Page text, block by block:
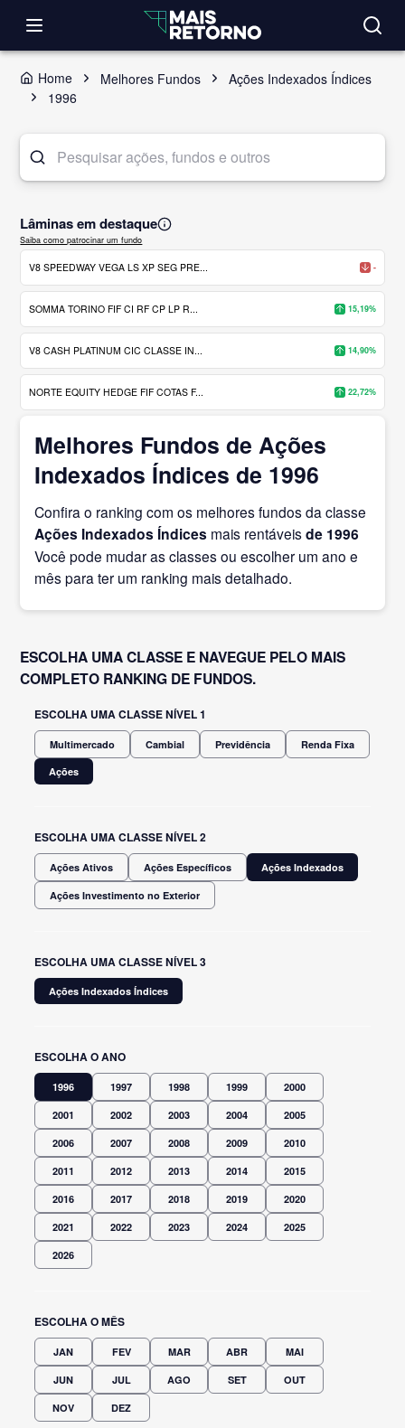
Home Melhores Fundos
Ações Indexados Índices
1996
Lâminas em destaque
Saiba como patrocinar um fundo
V8 SPEEDWAY VEGA LS XP SEG PRE... -
SOMMA TORINO FIF CI RF CP LP R... 15,19%
V8 CASH PLATINUM CIC CLASSE IN... 14,90%
NORTE EQUITY HEDGE FIF COTAS F... 22,72%
Melhores Fundos de Ações
Indexados Índices de 1996
Confira o ranking com os melhores fundos da classe
Ações Indexados Índices mais rentáveisde 1996
Você pode mudar as classes ou escolher um ano e
mês para ter um ranking mais detalhado.
ESCOLHA UMA CLASSE E NAVEGUE PELO MAIS
COMPLETO RANKING DE FUNDOS.
ESCOLHA UMA CLASSE NÍVEL 1
Multimercado Cambial Previdência
Renda Fixa
Ações
ESCOLHA UMA CLASSE NÍVEL 2
Ações Ativos Ações Específicos Ações Indexados
Ações Investimento no Exterior
ESCOLHA UMA CLASSE NÍVEL 3
Ações Indexados Índices
ESCOLHA O ANO
1996 1997 1998 1999 2000
2001 2002 2003 2004 2005
2006 2007 2008 2009 2010
2011 2012 2013 2014 2015
2016 2017 2018 2019 2020
2021 2022 2023 2024 2025
2026
ESCOLHA O MÊS
JAN FEV MAR ABR MAI
JUN JUL AGO SET OUT
NOV DEZ